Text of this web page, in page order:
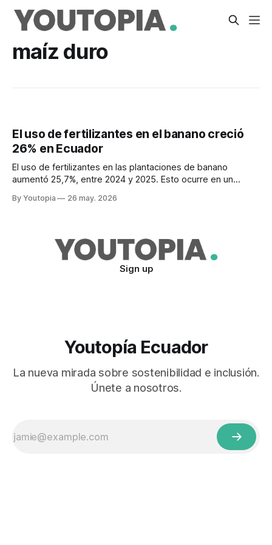
maíz duro
El uso de fertilizantes en el banano creció
26% en Ecuador
El uso de fertilizantes en las plantaciones de banano
aumentó 25,7%, entre 2024 y 2025. Esto ocurre en un
By Youtopia 26 may. 2026
Sign up
Youtopía Ecuador
La nueva mirada sobre sostenibilidad e inclusión.
Únete a nosotros.